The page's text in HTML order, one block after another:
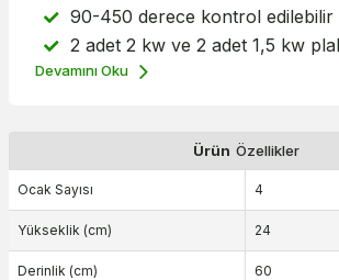
90-450 derece kontrol edilebilir
2 adet 2 kw ve 2 adet 1,5 kw
Devamını Oku
Ürün Özellikler
Ocak Sayısı 4
Yükseklik (cm) 24
Derinlik (cm) 60